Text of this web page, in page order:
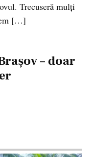
Trecuseră mulți
[…]
– doar